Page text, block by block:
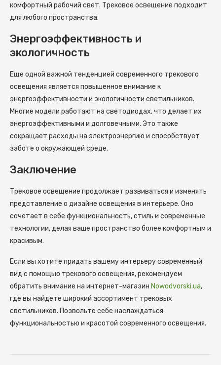
комфортный рабочий свет. Трековое освещение подходит
для любого пространства.
Энергоэффективность и
экологичность
Еще одной важной тенденцией современного трекового
освещения является повышенное внимание к
энергоэффективности и экологичности светильников.
Многие модели работают на светодиодах, что делает их
энергоэффективными и долговечными. Это также
сокращает расходы на электроэнергию и способствует
заботе о окружающей среде.
Заключение
Трековое освещение продолжает развиваться и изменять
представление о дизайне освещения в интерьере. Оно
сочетает в себе функциональность, стиль и современные
технологии, делая ваше пространство более комфортным и
красивым.
Если вы хотите придать вашему интерьеру современный
вид с помощью трекового освещения, рекомендуем
обратить внимание на интернет-магазин Nowodvorski.ua,
где вы найдете широкий ассортимент трековых
светильников. Позвольте себе наслаждаться
функциональностью и красотой современного освещения.